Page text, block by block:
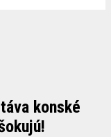
konské